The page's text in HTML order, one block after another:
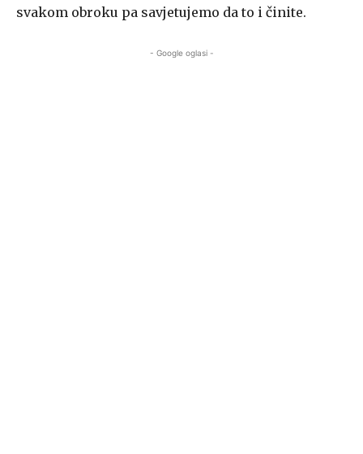
svakom obroku pa savjetujemo da to i činite.
- Google oglasi -